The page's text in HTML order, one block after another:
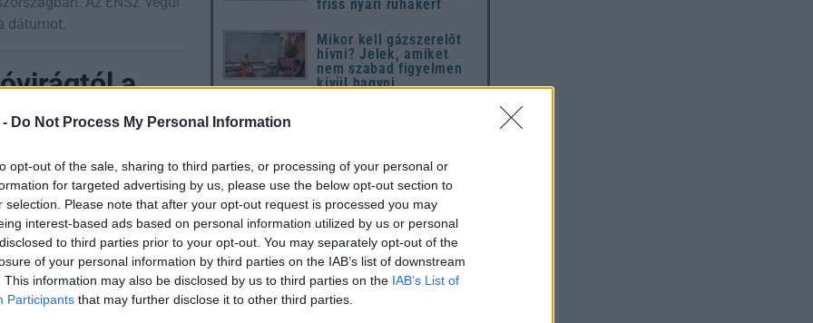
Do Not Process My Personal Information
opt-out of the sale, sharing to third parties, or processing of your personal or
for targeted advertising by us, please use the below opt-out section to
selection. Please note that after your opt-out request is processed you may
interest-based ads based on personal information utilized by us or personal
to third parties prior to your opt-out. You may separately opt-out of the
of your personal information by third parties on the IAB’s list of downstream
This information may also be disclosed by us to third parties on the IAB’s List of
Participants that may further disclose it to other third parties.
dátumot.
a
nőnapi felhíváshoz,
kapott. A Rákosi-
jellegű volt. Ekkor
(ami ma már
Bár a politikai
friss nyári ruhákért
Mikor kell gázszerelőt
hívni? Jelek, amiket
nem szabad figyelmen
kívül hagyni
Húsvét 2026: A teljes
útmutató a
megújuláshoz,
hagyományokhoz és
modern ünnepi
készülődéshez